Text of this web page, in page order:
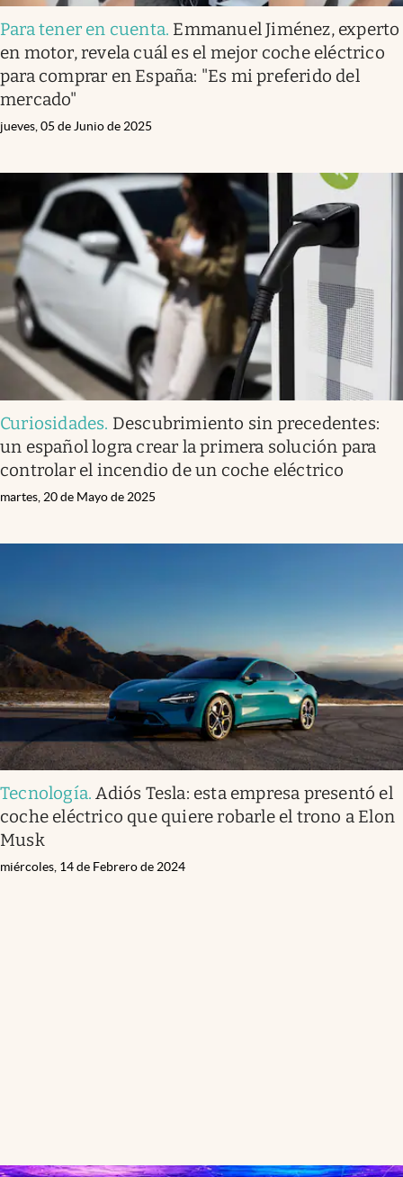
Para tener en cuenta. Emmanuel Jiménez, experto
en motor, revela cuál es el mejor coche eléctrico
para comprar en España: "Es mi preferido del
mercado"
jueves, 05 de Junio de 2025
Curiosidades. Descubrimiento sin precedentes:
un español logra crear la primera solución para
controlar el incendio de un coche eléctrico
martes, 20 de Mayo de 2025
Tecnología.Adiós Tesla: esta empresa presentó el
coche eléctrico que quiere robarle el trono a Elon
Musk
miércoles, 14 de Febrero de 2024